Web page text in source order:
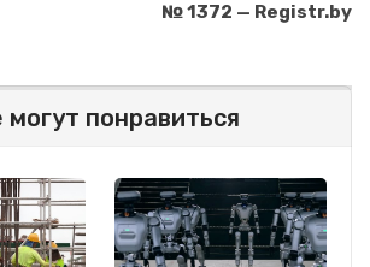
№ 1372 — Registr.by
понравиться